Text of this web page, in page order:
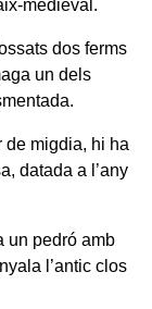
medieval.
dos ferms
un dels
de migdia, hi ha
datada a l’any
un pedró amb
l’antic clos